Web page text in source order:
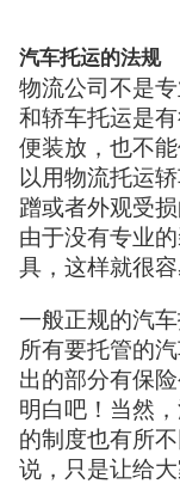
汽车托运的法规
物流公司不是
和轿车托运是
便装放，也不
以用物流托运
蹭或者外观受
由于没有专业
具，这样就很容
一般正规的汽
所有要托管的
出的部分有保
明白吧！当然
的制度也有所
说，只是让给